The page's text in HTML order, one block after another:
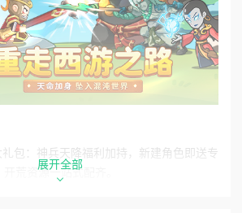
礼包：神兵天降福利加持，新建角色即送专
开荒资源一站式配齐。
展开全部